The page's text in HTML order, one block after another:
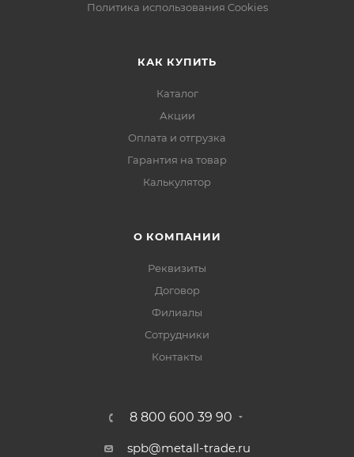
Политика использования Cookies
КАК КУПИТЬ
Каталог
Акции
Оплата и отгрузка
Гарантия на товар
Калькулятор
О КОМПАНИИ
Реквизиты
Договор
Филиалы
Сотрудники
Контакты
8 800 600 39 90
spb@metall-trade.ru